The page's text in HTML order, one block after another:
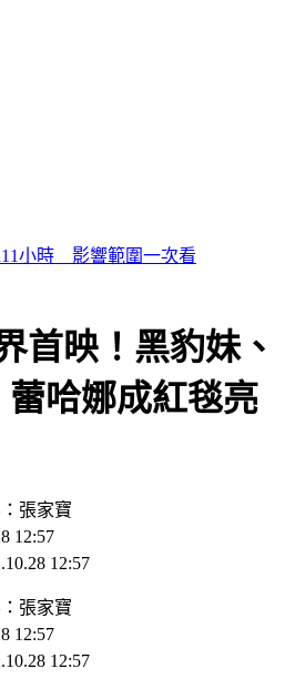
清德複製「鄭朝方模式」佈局
首映！黑豹妹、
哈娜成紅毯亮
張家寶
12:57
12:57
： 張家寶
12:57
12:57